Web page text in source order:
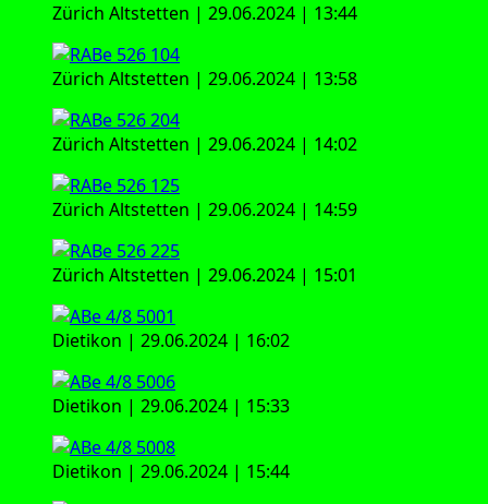
Zürich Alt­stet­ten | 29.06.2024 | 13:44
Zürich Alt­stet­ten | 29.06.2024 | 13:58
Zürich Alt­stet­ten | 29.06.2024 | 14:02
Zürich Alt­stet­ten | 29.06.2024 | 14:59
Zürich Alt­stet­ten | 29.06.2024 | 15:01
Die­ti­kon | 29.06.2024 | 16:02
Die­ti­kon | 29.06.2024 | 15:33
Die­ti­kon | 29.06.2024 | 15:44